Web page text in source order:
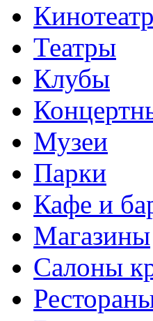
Театры
Клубы
Музеи
Парки
Кафе и
Магазины
Салоны